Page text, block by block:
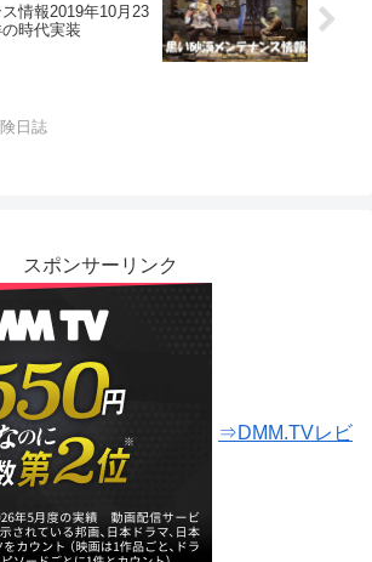
情報2019年10月23
時代実装
日誌
スポンサーリンク
⇒DMM.TVレビ